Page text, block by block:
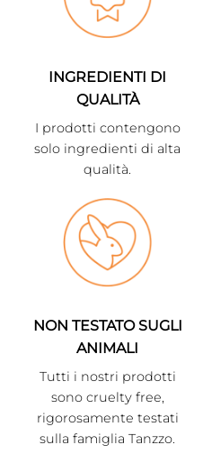
INGREDIENTI DI
QUALITÀ
I prodotti contengono
solo ingredienti di alta
qualità.
NON TESTATO SUGLI
ANIMALI
Tutti i nostri prodotti
sono cruelty free,
rigorosamente testati
sulla famiglia Tanzzo.